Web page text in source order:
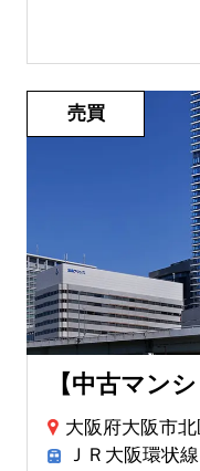
大阪府大阪市
ＪＲ大阪環状
売買